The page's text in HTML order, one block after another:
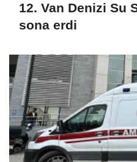
12. Van Denizi Su
sona erdi